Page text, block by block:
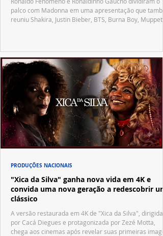
palco com Madonna em uma apresentação que
reuniu Shakira, Justin Bieber, BTS, Burna Boy, Muppets,
"Xica da Silva" ganha nova vida em 4K e
convida uma nova geração a redescobrir um
clássico
A versão restaurada em 4K de "Xica da Silva", dirigida
por Cacá Diegues e protagonizada por Zezé Motta,
chega aos cinemas após revelar suas primeiras
PRODUÇÕES NACIONAIS